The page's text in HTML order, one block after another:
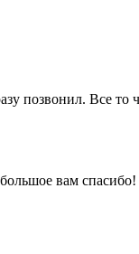
позвонил. Все то
вам